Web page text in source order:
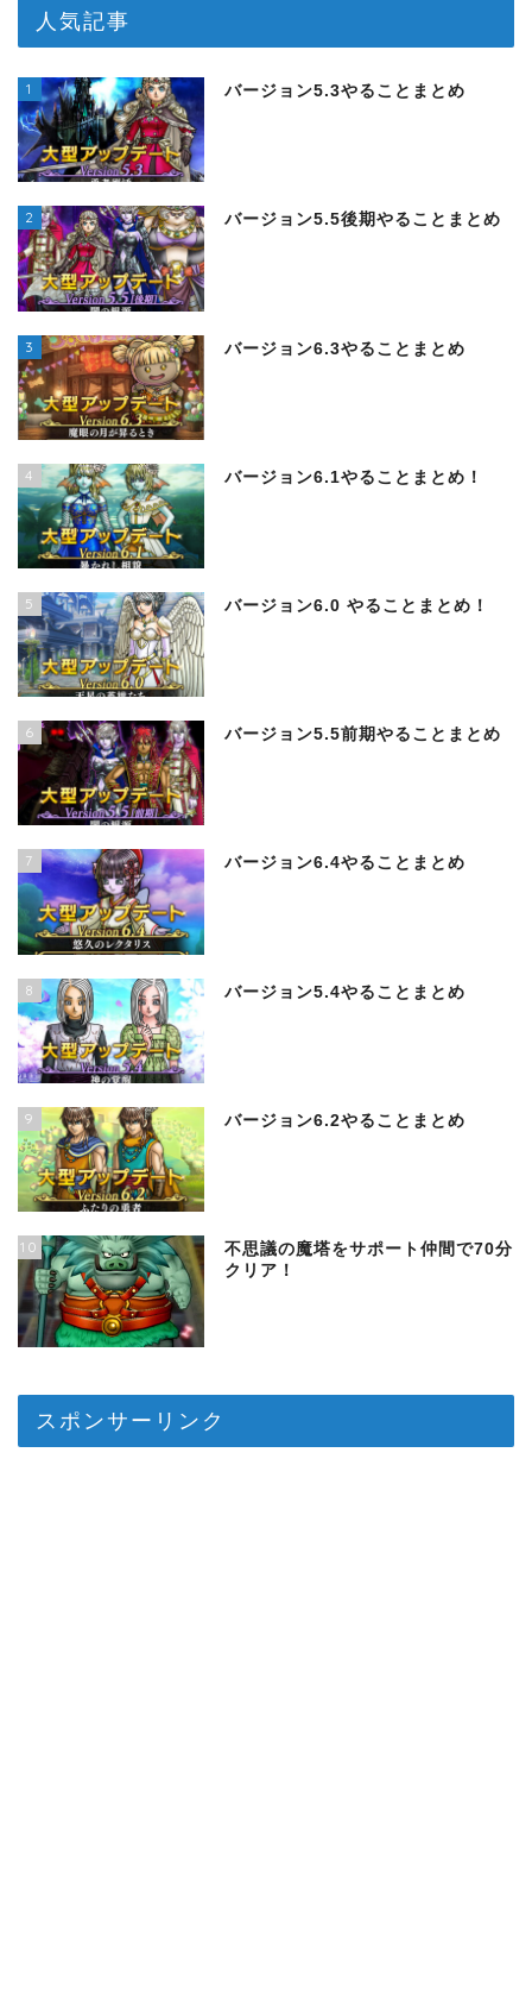
人気記事
1 バージョン5.3やることまとめ
2 バージョン5.5後期やることまとめ
3 バージョン6.3やることまとめ
4 バージョン6.1やることまとめ！
5 バージョン6.0 やることまとめ！
6 バージョン5.5前期やることまとめ
7 バージョン6.4やることまとめ
8 バージョン5.4やることまとめ
9 バージョン6.2やることまとめ
10
不思議の魔塔をサポート仲間で70分
クリア！
スポンサーリンク